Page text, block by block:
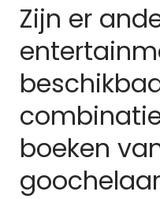
Zijn er
boeken